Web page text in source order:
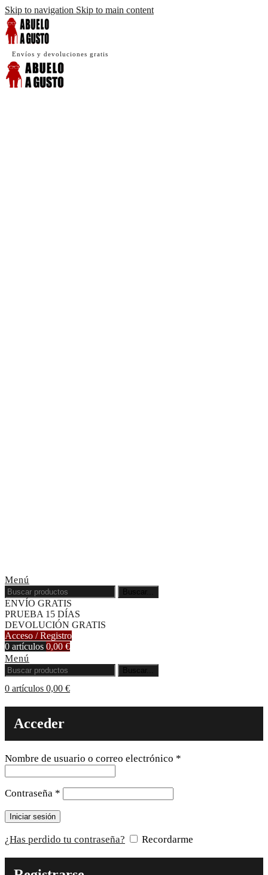
Skip to navigation Skip to main content
Envíos y devoluciones gratis
Menú
Buscar...
ENVÍO GRATIS
PRUEBA 15 DÍAS
DEVOLUCIÓN GRATIS
Acceso / Registro
0 artículos 0,00 €
Menú
Buscar...
0 artículos 0,00 €
Acceder
Nombre de usuario o correo electrónico *
Contraseña *
Iniciar sesión
¿Has perdido tu contraseña? Recordarme